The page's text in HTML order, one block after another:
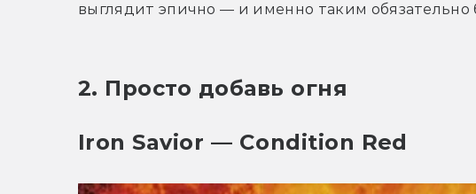
выглядит эпично — и именно таким обязательно
2. Просто добавь огня
Iron Savior — Condition Red